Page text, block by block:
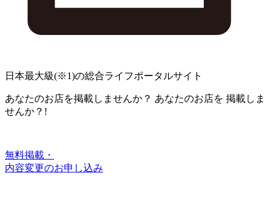
日本最大級(※1)の総合ライフポータルサイト
あなたのお店を掲載しませんか？ あなたのお店を 掲載しま
せんか？!
無料掲載・
内容変更のお申し込み